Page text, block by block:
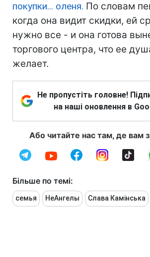
покупки... оленя. По словам
когда она видит скидки, ей
нужно все - и она готова
торгового центра, что ее
желает.
Не пропустіть головне!
на наші оновлення в
Або читайте нас там, де вам
Більше по темі:
семья НеАнгелы Слава Камінська